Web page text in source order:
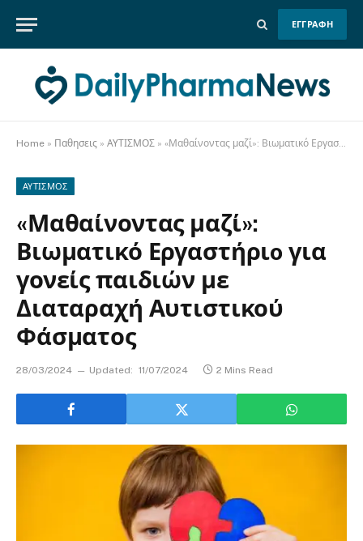
ΕΓΓΡΑΦΗ
Home » Παθησεις » ΑΥΤΙΣΜΟΣ » «Μαθαίνοντας μαζί»: Βιωματικό Εργαστήριo για γονείς παιδιών με Διαταραχή Αυτιστικού Φάσματος
ΑΥΤΙΣΜΟΣ
«Μαθαίνοντας μαζί»:
Βιωματικό Εργαστήριo για
γονείς παιδιών με
Διαταραχή Αυτιστικού
Φάσματος
28/03/2024 Updated: 11/07/2024 2 Mins Read